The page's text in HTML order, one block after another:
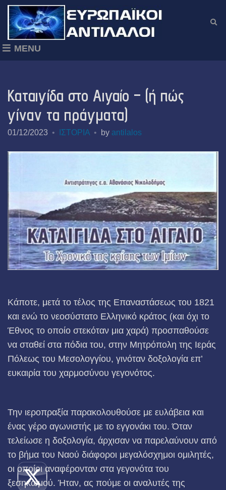
n
MENU
Καταιγίδα στο Αιγαίο – (ή πώς
γίναν τα πράγματα)
01/12/2023 ΙΣΤΟΡΙΑ by antilalos
Κάποτε, μετά το τέλος της Επαναστάσεως του 1821
και ενώ το νεοσύστατο Ελληνικό κράτος (και όχι το
Έθνος το οποίο στεκόταν μια χαρά) προσπαθούσε
να σταθεί στα πόδια του, στην Μητρόπολη της Ιεράς
Πόλεως του Μεσολογγίου, γινόταν δοξολογία επ’
ευκαιρία του χαρμοσύνου γεγονότος.
Την ιεροπραξία παρακολουθούσε με ευλάβεια και
ένας γέρο αγωνιστής με το εγγονάκι του. Όταν
τελείωσε η δοξολογία, άρχισαν να παρελαύνουν από
το βήμα του Ναού διάφοροι μεγαλόσχημοι ομιλητές,
οι οποίοι αναφέρονταν στα γεγονότα του
ξεσηκωμού. Ήταν, ας πούμε οι αναλυτές της